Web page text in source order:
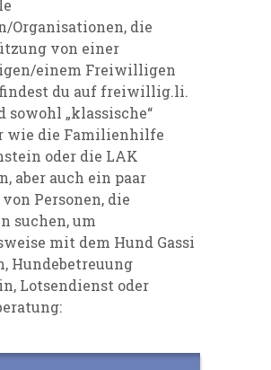
Organisationen, die
von einer
einem Freiwilligen
du auf freiwillig.li.
sowohl „klassische“
wie die Familienhilfe
oder die LAK
aber auch ein paar
Personen, die
suchen, um
mit dem Hund Gassi
Hundebetreuung
Lotsendienst oder